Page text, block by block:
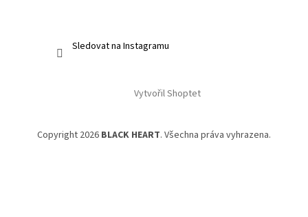
Sledovat na Instagramu
Vytvořil Shoptet
Copyright 2026 BLACK HEART. Všechna práva vyhrazena.